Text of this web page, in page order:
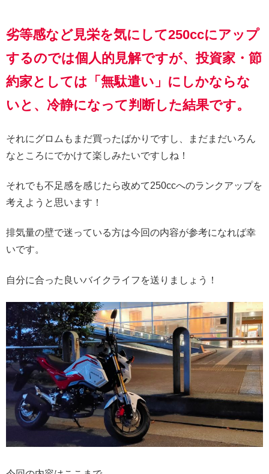
劣等感など見栄を気にして250ccにアップ
するのでは個人的見解ですが、投資家・節
約家としては「無駄遣い」にしかならな
いと、冷静になって判断した結果です。
それにグロムもまだ買ったばかりですし、まだまだいろん
なところにでかけて楽しみたいですしね！
それでも不足感を感じたら改めて250ccへのランクアップを
考えようと思います！
排気量の壁で迷っている方は今回の内容が参考になれば幸
いです。
自分に合った良いバイクライフを送りましょう！